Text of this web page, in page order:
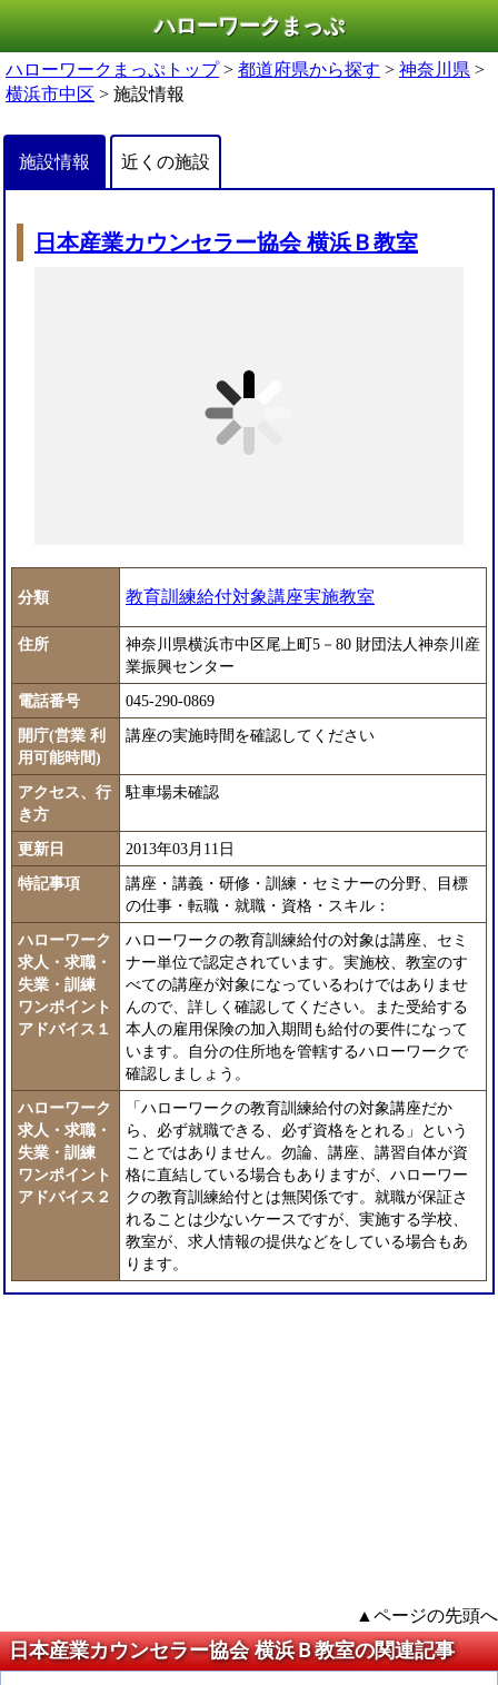
ハローワークまっぷ
ハローワークまっぷトップ> 都道府県から探す > 神奈川県 >
横浜市中区 > 施設情報
施設情報 近くの施設
日本産業カウンセラー協会 横浜Ｂ教室
分類 教育訓練給付対象講座実施教室
住所
神奈川県横浜市中区尾上町5－80 財団法人神奈川産
業振興センター
電話番号
045-290-0869
開庁(営業 利
用可能時間)
講座の実施時間を確認してください
アクセス、行
き方
駐車場未確認
更新日
2013年03月11日
特記事項
講座・講義・研修・訓練・セミナーの分野、目標
の仕事・転職・就職・資格・スキル：
ハローワーク
求人・求職・
失業・訓練
ワンポイント
アドバイス１
ハローワークの教育訓練給付の対象は講座、セミ
ナー単位で認定されています。実施校、教室のす
べての講座が対象になっているわけではありませ
んので、詳しく確認してください。また受給する
本人の雇用保険の加入期間も給付の要件になって
います。自分の住所地を管轄するハローワークで
確認しましょう。
ハローワーク
求人・求職・
失業・訓練
ワンポイント
アドバイス２
「ハローワークの教育訓練給付の対象講座だか
ら、必ず就職できる、必ず資格をとれる」という
ことではありません。勿論、講座、講習自体が資
格に直結している場合もありますが、ハローワー
クの教育訓練給付とは無関係です。就職が保証さ
れることは少ないケースですが、実施する学校、
教室が、求人情報の提供などをしている場合もあ
ります。
▲ページの先頭へ
日本産業カウンセラー協会 横浜Ｂ教室の関連記事